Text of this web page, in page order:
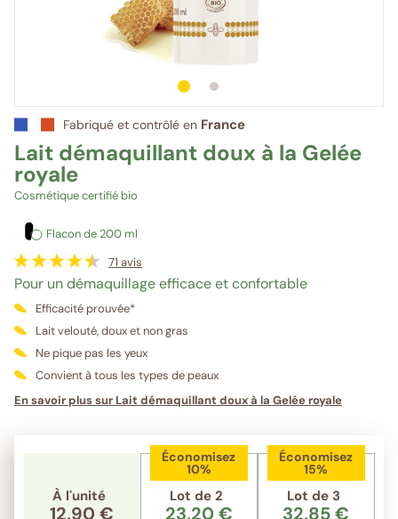
1sur 2 2sur 2
Fabriqué et contrôlé en France
Lait démaquillant doux à la Gelée
royale
Cosmétique certifié bio
Flacon de 200 ml
71 avis
Pour un démaquillage efficace et confortable
Efficacité prouvée*
Lait velouté, doux et non gras
Ne pique pas les yeux
Convient à tous les types de peaux
En savoir plus sur Lait démaquillant doux à la Gelée royale
À l'unité
12,90 €
Économisez
10%
Lot de 2
23,20 €
Économisez
15%
Lot de 3
32,85 €